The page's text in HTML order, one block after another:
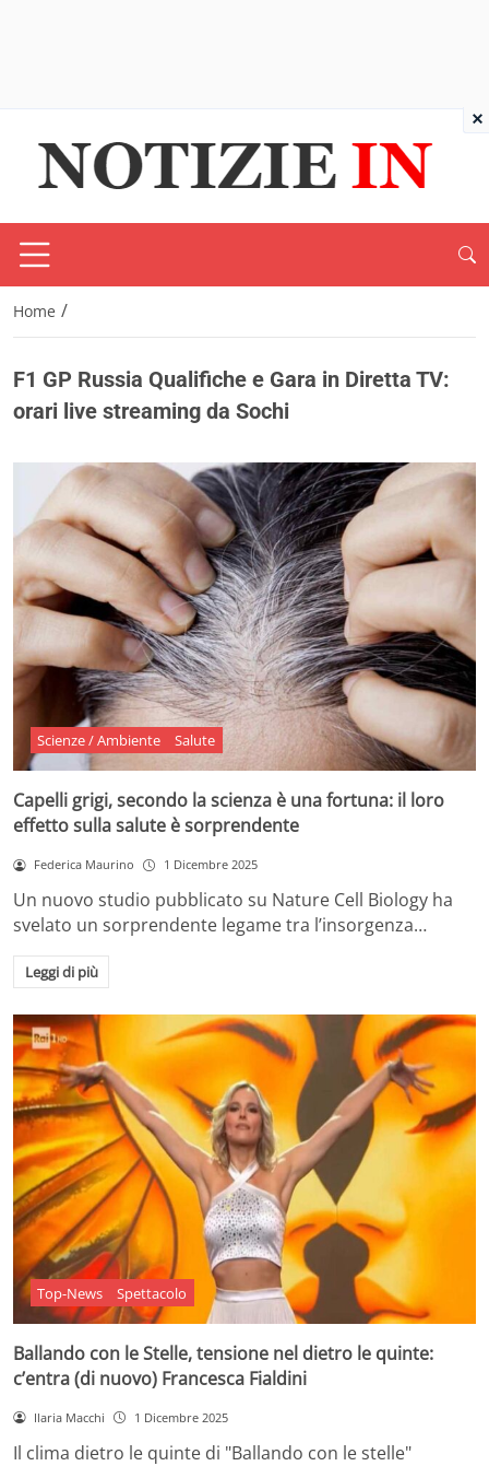
Home /
F1 GP Russia Qualifiche e Gara in Diretta TV:
orari live streaming da Sochi
Scienze / Ambiente Salute
Capelli grigi, secondo la scienza è una fortuna: il loro
effetto sulla salute è sorprendente
Federica Maurino 1 Dicembre 2025
Un nuovo studio pubblicato su Nature Cell Biology ha
svelato un sorprendente legame tra l’insorgenza…
Leggi di più
Top-News Spettacolo
Ballando con le Stelle, tensione nel dietro le quinte:
c’entra (di nuovo) Francesca Fialdini
Ilaria Macchi 1 Dicembre 2025
Il clima dietro le quinte di "Ballando con le stelle"
×